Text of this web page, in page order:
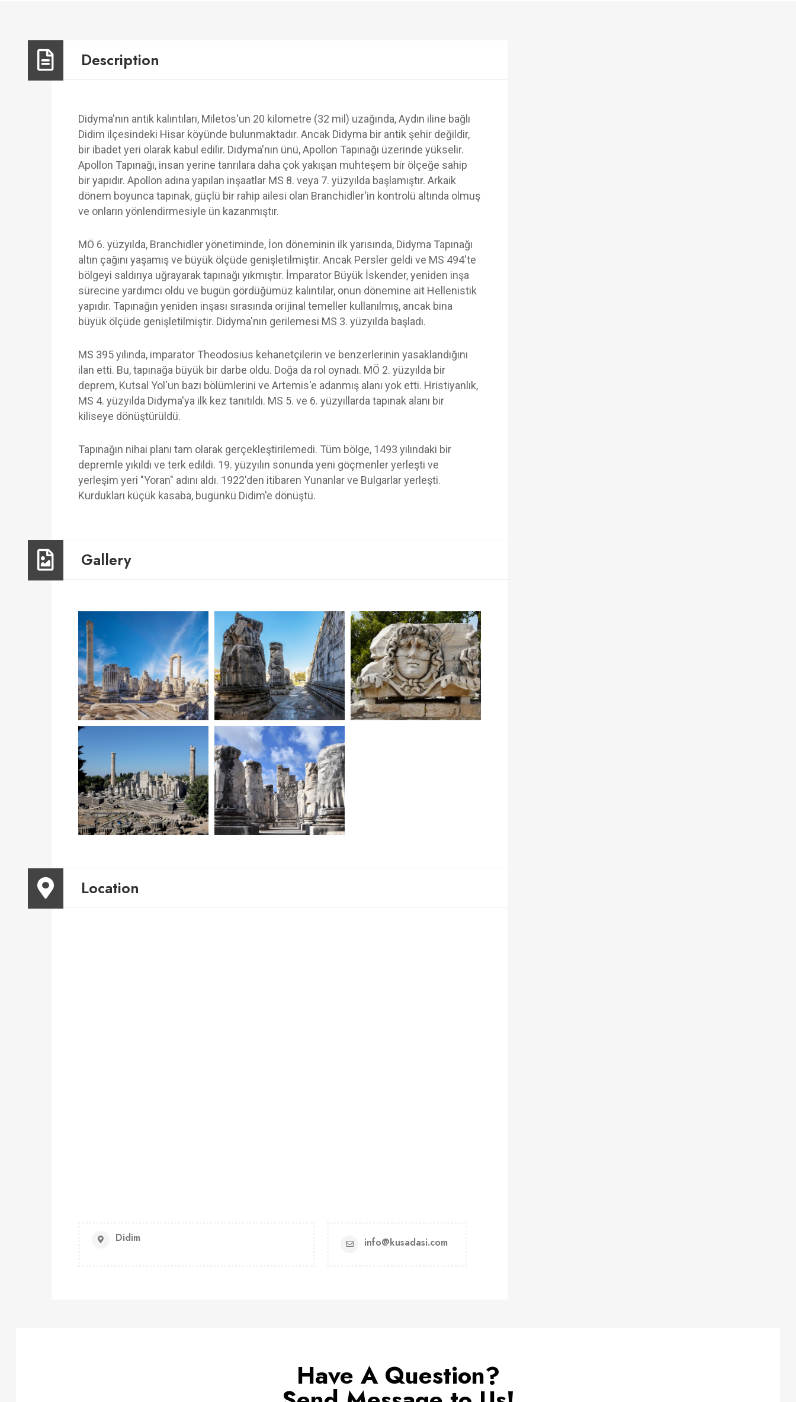
Description
Didyma'nın antik kalıntıları, Miletos'un 20 kilometre (32 mil) uzağında, Aydın iline bağlı
Didim ilçesindeki Hisar köyünde bulunmaktadır. Ancak Didyma bir antik şehir değildir,
bir ibadet yeri olarak kabul edilir. Didyma'nın ünü, Apollon Tapınağı üzerinde yükselir.
Apollon Tapınağı, insan yerine tanrılara daha çok yakışan muhteşem bir ölçeğe sahip
bir yapıdır. Apollon adına yapılan inşaatlar MS 8. veya 7. yüzyılda başlamıştır. Arkaik
dönem boyunca tapınak, güçlü bir rahip ailesi olan Branchidler'in kontrolü altında olmuş
ve onların yönlendirmesiyle ün kazanmıştır.
MÖ 6. yüzyılda, Branchidler yönetiminde, İon döneminin ilk yarısında, Didyma Tapınağı
altın çağını yaşamış ve büyük ölçüde genişletilmiştir. Ancak Persler geldi ve MS 494'te
bölgeyi saldırıya uğrayarak tapınağı yıkmıştır. İmparator Büyük İskender, yeniden inşa
sürecine yardımcı oldu ve bugün gördüğümüz kalıntılar, onun dönemine ait Hellenistik
yapıdır. Tapınağın yeniden inşası sırasında orijinal temeller kullanılmış, ancak bina
büyük ölçüde genişletilmiştir. Didyma'nın gerilemesi MS 3. yüzyılda başladı.
MS 395 yılında, imparator Theodosius kehanetçilerin ve benzerlerinin yasaklandığını
ilan etti. Bu, tapınağa büyük bir darbe oldu. Doğa da rol oynadı. MÖ 2. yüzyılda bir
deprem, Kutsal Yol'un bazı bölümlerini ve Artemis'e adanmış alanı yok etti. Hristiyanlık,
MS 4. yüzyılda Didyma'ya ilk kez tanıtıldı. MS 5. ve 6. yüzyıllarda tapınak alanı bir
kiliseye dönüştürüldü.
Tapınağın nihai planı tam olarak gerçekleştirilemedi. Tüm bölge, 1493 yılındaki bir
depremle yıkıldı ve terk edildi. 19. yüzyılın sonunda yeni göçmenler yerleşti ve
yerleşim yeri "Yoran" adını aldı. 1922'den itibaren Yunanlar ve Bulgarlar yerleşti.
Kurdukları küçük kasaba, bugünkü Didim'e dönüştü.
Gallery
Location
Didim info@kusadasi.com
Have A Question?